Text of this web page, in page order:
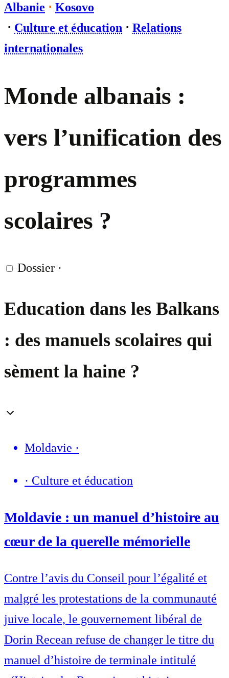
Albanie ⋅ Kosovo
⋅ Culture et éducation ⋅ Relations
internationales
Monde albanais :
vers l’unification des
programmes
scolaires ?
Dossier ·
Education dans les Balkans
: des manuels scolaires qui
sèment la haine ?
Moldavie ·
· Culture et éducation
Moldavie : un manuel d’histoire au
cœur de la querelle mémorielle
Contre l’avis du Conseil pour l’égalité et
malgré les protestations de la communauté
juive locale, le gouvernement libéral de
Dorin Recean refuse de changer le titre du
manuel d’histoire de terminale intitulé